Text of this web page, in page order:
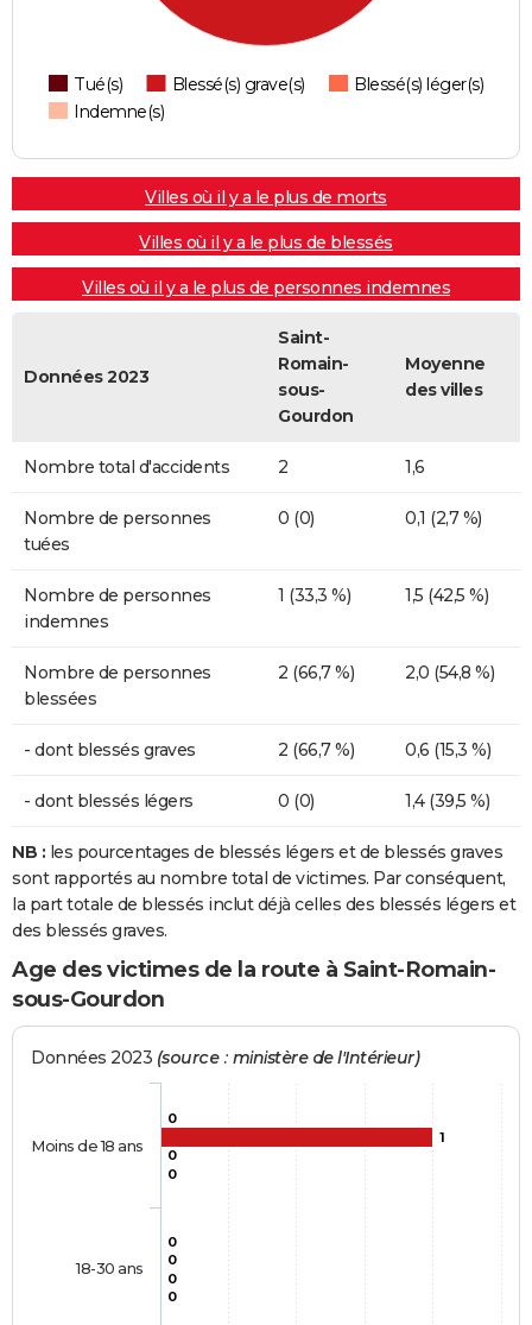
Tué(s) Blessé(s) grave(s)
Blessé(s) léger(s)
Indemne(s)
Villes où il y a le plus de morts
Villes où il y a le plus de blessés
Villes où il y a le plus de personnes indemnes
Données 2023
Saint-
Romain-
sous-
Gourdon
Moyenne
des villes
Nombre total d'accidents 2 1,6
Nombre de personnes
tuées
0 (0) 0,1 (2,7 %)
Nombre de personnes
indemnes
1 (33,3 %) 1,5 (42,5 %)
Nombre de personnes
blessées
2 (66,7 %) 2,0 (54,8 %)
- dont blessés graves 2 (66,7 %) 0,6 (15,3 %)
- dont blessés légers 0 (0) 1,4 (39,5 %)
NB : les pourcentages de blessés légers et de blessés graves
sont rapportés au nombre total de victimes. Par conséquent,
la part totale de blessés inclut déjà celles des blessés légers et
des blessés graves.
Age des victimes de la route à Saint-Romain-
sous-Gourdon
Données 2023 (source : ministère de l'Intérieur)
0
0
1
0
0
0
0
0
Moins de 18 ans
18-30 ans